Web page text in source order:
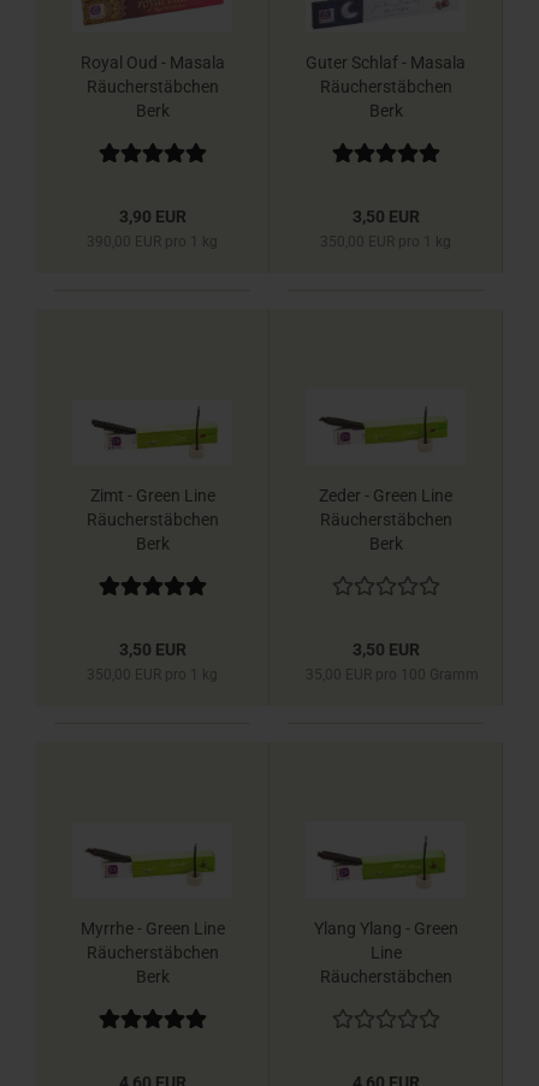
Royal Oud - Masala
Räucherstäbchen
Berk
3,90 EUR
390,00 EUR pro 1 kg
Guter Schlaf - Masala
Räucherstäbchen
Berk
3,50 EUR
350,00 EUR pro 1 kg
Zimt - Green Line
Räucherstäbchen
Berk
3,50 EUR
350,00 EUR pro 1 kg
Zeder - Green Line
Räucherstäbchen
Berk
3,50 EUR
35,00 EUR pro 100 Gramm
Myrrhe - Green Line
Räucherstäbchen
Berk
Ylang Ylang - Green
Line
Räucherstäbchen